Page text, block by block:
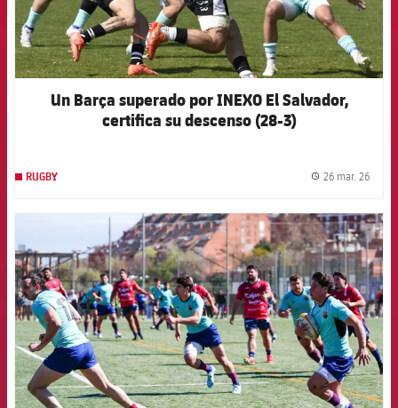
Un Barça superado por INEXO El Salvador,
certifica su descenso (28-3)
RUGBY 26 mar. 26
FCB Barcelona badge